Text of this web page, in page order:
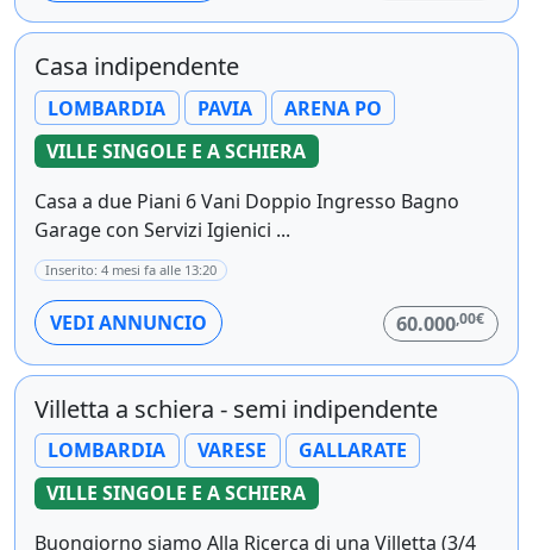
Casa indipendente
LOMBARDIA PAVIA
ARENA PO
VILLE SINGOLE E A SCHIERA
Casa a due Piani 6 Vani Doppio Ingresso Bagno
Garage con Servizi Igienici ...
Inserito: 4 mesi fa alle 13:20
VEDI ANNUNCIO 60.000,00€
Villetta a schiera - semi indipendente
LOMBARDIA VARESE
GALLARATE
VILLE SINGOLE E A SCHIERA
Buongiorno siamo Alla Ricerca di una Villetta (3/4